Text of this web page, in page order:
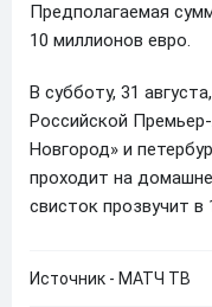
Предполагаемая
10 миллионов евро.
В субботу, 31
Российской
Новгород» и
проходит на
свисток прозвучит в
Источник - МАТЧ ТВ